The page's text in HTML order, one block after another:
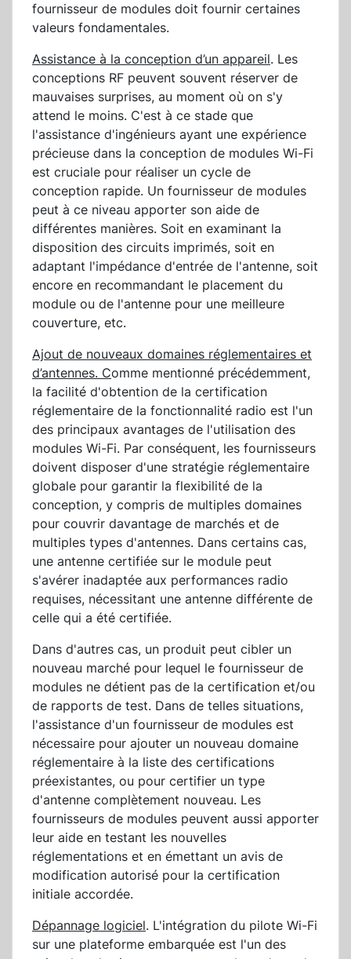
fournisseur de modules doit fournir certaines
valeurs fondamentales.
Assistance à la conception d’un appareil. Les
conceptions RF peuvent souvent réserver de
mauvaises surprises, au moment où on s'y
attend le moins. C'est à ce stade que
l'assistance d'ingénieurs ayant une expérience
précieuse dans la conception de modules Wi-Fi
est cruciale pour réaliser un cycle de
conception rapide. Un fournisseur de modules
peut à ce niveau apporter son aide de
différentes manières. Soit en examinant la
disposition des circuits imprimés, soit en
adaptant l'impédance d'entrée de l'antenne, soit
encore en recommandant le placement du
module ou de l'antenne pour une meilleure
couverture, etc.
Ajout de nouveaux domaines réglementaires et
d’antennes. Comme mentionné précédemment,
la facilité d'obtention de la certification
réglementaire de la fonctionnalité radio est l'un
des principaux avantages de l'utilisation des
modules Wi-Fi. Par conséquent, les fournisseurs
doivent disposer d'une stratégie réglementaire
globale pour garantir la flexibilité de la
conception, y compris de multiples domaines
pour couvrir davantage de marchés et de
multiples types d'antennes. Dans certains cas,
une antenne certifiée sur le module peut
s'avérer inadaptée aux performances radio
requises, nécessitant une antenne différente de
celle qui a été certifiée.
Dans d'autres cas, un produit peut cibler un
nouveau marché pour lequel le fournisseur de
modules ne détient pas de la certification et/ou
de rapports de test. Dans de telles situations,
l'assistance d'un fournisseur de modules est
nécessaire pour ajouter un nouveau domaine
réglementaire à la liste des certifications
préexistantes, ou pour certifier un type
d'antenne complètement nouveau. Les
fournisseurs de modules peuvent aussi apporter
leur aide en testant les nouvelles
réglementations et en émettant un avis de
modification autorisé pour la certification
initiale accordée.
Dépannage logiciel. L'intégration du pilote Wi-Fi
sur une plateforme embarquée est l'un des